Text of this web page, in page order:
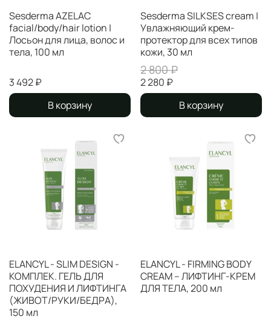
Sesderma AZELAC
facial/body/hair lotion |
Лосьон для лица, волос и
тела, 100 мл
3 492 ₽
В корзину
Sesderma SILKSES cream |
Увлажняющий крем-
протектор для всех типов
кожи, 30 мл
2 800 ₽
2 280 ₽
В корзину
ELANCYL - SLIM DESIGN -
КОМПЛЕК. ГЕЛЬ ДЛЯ
ПОХУДЕНИЯ И ЛИФТИНГА
(ЖИВОТ/РУКИ/БЕДРА),
150 мл
ELANCYL - FIRMING BODY
CREAM – ЛИФТИНГ-КРЕМ
ДЛЯ ТЕЛА, 200 мл